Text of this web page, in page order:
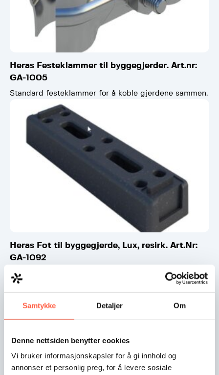
Samtykke Detaljer Om
Denne nettsiden benytter cookies
Vi bruker informasjonskapsler for å gi innhold og
annonser et personlig preg, for å levere sosiale
Heras Festeklammer til byggegjerder. Art.nr:
GA-1005
Standard festeklammer for å koble gjerdene sammen.
Heras Fot til byggegjerde, Lux, resirk. Art.Nr:
GA-1092
Plastfot som passer til alle typer byggegjerder. Art.Nr:
GA-1092